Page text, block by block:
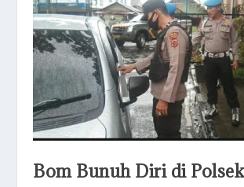
Bom Bunuh Diri di